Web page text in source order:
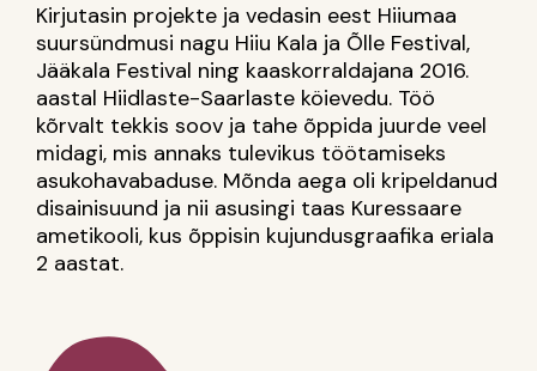
Kirjutasin projekte ja vedasin eest Hiiumaa
suursündmusi nagu Hiiu Kala ja Õlle Festival,
Jääkala Festival ning kaaskorraldajana 2016.
aastal Hiidlaste-Saarlaste köievedu. Töö
kõrvalt tekkis soov ja tahe õppida juurde veel
midagi, mis annaks tulevikus töötamiseks
asukohavabaduse. Mõnda aega oli kripeldanud
disainisuund ja nii asusingi taas Kuressaare
ametikooli, kus õppisin kujundusgraafika eriala
2 aastat.